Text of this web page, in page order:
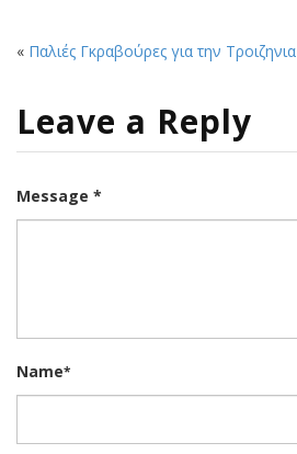
« Παλιές Γκραβούρες για την Τροιζηνια
Leave a Reply
Message *
Name*